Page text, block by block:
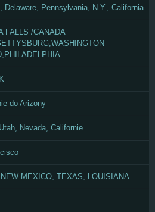
Delaware, Pennsylvania, N.Y., California
FALLS /CANADA
do Arizony
Nevada, Californie
MEXICO, TEXAS, LOUISIANA